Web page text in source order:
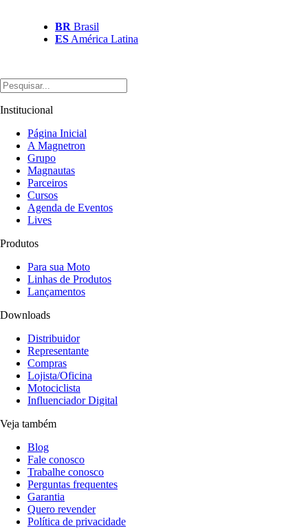
BR Brasil
ES América Latina
Institucional
Página Inicial
A Magnetron
Grupo
Magnautas
Parceiros
Cursos
Agenda de Eventos
Lives
Produtos
Para sua Moto
Linhas de Produtos
Lançamentos
Downloads
Distribuidor
Representante
Compras
Lojista/Oficina
Motociclista
Influenciador Digital
Veja também
Blog
Fale conosco
Trabalhe conosco
Perguntas frequentes
Garantia
Quero revender
Política de privacidade